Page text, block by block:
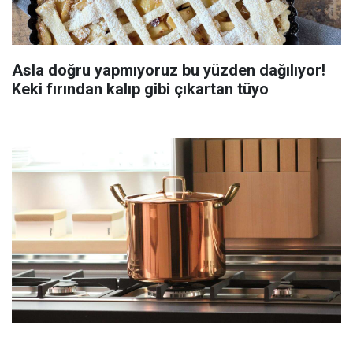
Asla doğru yapmıyoruz bu yüzden dağılıyor!
Keki fırından kalıp gibi çıkartan tüyo